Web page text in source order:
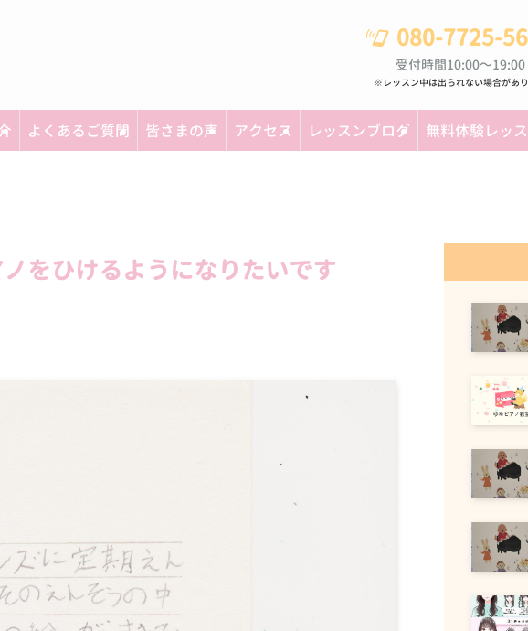
080-7725-
受付時間10:00～19:00
※レッスン中は出られない場合があ
よくあるご質問 皆さまの声 アクセス レッスンブログ 無料体験レッ
をひけるようになりたいです